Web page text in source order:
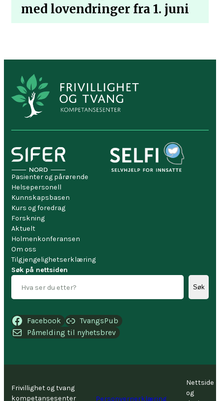
med lovendringer fra 1. juni
Pasienter og pårørende
Helsepersonell
Kunnskapsbasen
Kurs og foredrag
Forskning
Aktuelt
Holmenkonferansen
Om oss
Tilgjengelighetserklæring
Søk på nettsiden
Søk
Facebook
TvangsPub
Påmelding til nyhetsbrev
Frivillighet og tvang
kompetansesenter
Personvernerklæring
Nettside
og